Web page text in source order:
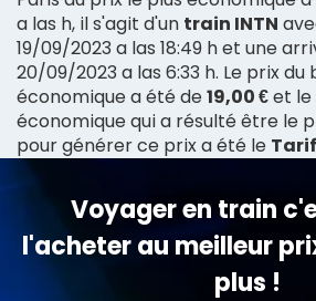
a las h, il s'agit d'un train INTN
19/09/2023 a las 18:49 h et une
20/09/2023 a las 6:33 h. Le prix du
économique a été de19,00 €et le
économique qui a résulté être le
pour générer ce prix a été le
Voyager en train
l'acheter au meilleur
plus !